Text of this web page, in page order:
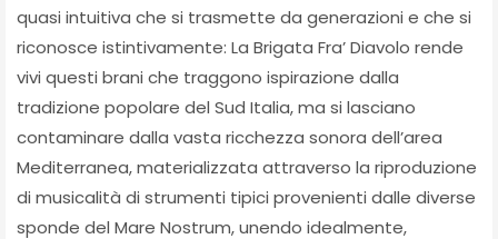
quasi intuitiva che si trasmette da generazioni e che si
riconosce istintivamente: La Brigata Fra’ Diavolo rende
vivi questi brani che traggono ispirazione dalla
tradizione popolare del Sud Italia, ma si lasciano
contaminare dalla vasta ricchezza sonora dell’area
Mediterranea, materializzata attraverso la riproduzione
di musicalità di strumenti tipici provenienti dalle diverse
sponde del Mare Nostrum, unendo idealmente,